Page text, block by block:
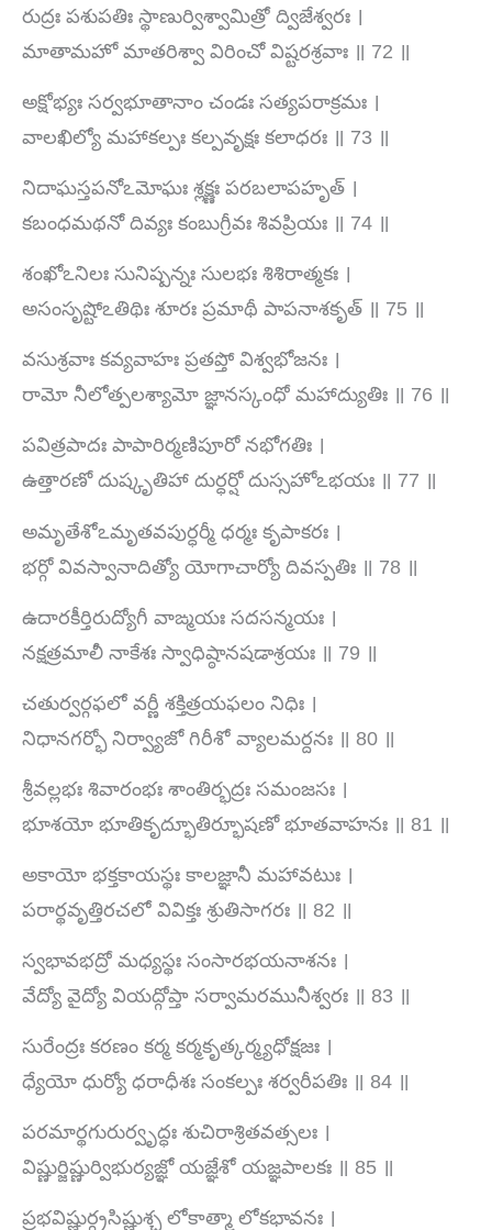
రుద్రః పశుపతిః స్థాణుర్విశ్వామిత్రో ద్విజేశ్వరః ।
మాతామహో మాతరిశ్వా విరించో విష్టరశ్రవాః ॥ 72 ॥
అక్షోభ్యః సర్వభూతానాం చండః సత్యపరాక్రమః ।
వాలఖిల్యో మహాకల్పః కల్పవృక్షః కలాధరః ॥ 73 ॥
నిదాఘస్తపనోఽమోఘః శ్లక్ష్ణః పరబలాపహృత్ ।
కబంధమథనో దివ్యః కంబుగ్రీవః శివప్రియః ॥ 74 ॥
శంఖోఽనిలః సునిష్పన్నః సులభః శిశిరాత్మకః ।
అసంసృష్టోఽతిథిః శూరః ప్రమాథీ పాపనాశకృత్ ॥ 75 ॥
వసుశ్రవాః కవ్యవాహః ప్రతప్తో విశ్వభోజనః ।
రామో నీలోత్పలశ్యామో జ్ఞానస్కంధో మహాద్యుతిః ॥ 76 ॥
పవిత్రపాదః పాపారిర్మణిపూరో నభోగతిః ।
ఉత్తారణో దుష్కృతిహా దుర్ధర్షో దుస్సహోఽభయః ॥ 77 ॥
అమృతేశోఽమృతవపుర్ధర్మీ ధర్మః కృపాకరః ।
భర్గో వివస్వానాదిత్యో యోగాచార్యో దివస్పతిః ॥ 78 ॥
ఉదారకీర్తిరుద్యోగీ వాఙ్మయః సదసన్మయః ।
నక్షత్రమాలీ నాకేశః స్వాధిష్ఠానషడాశ్రయః ॥ 79 ॥
చతుర్వర్గఫలో వర్ణీ శక్తిత్రయఫలం నిధిః ।
నిధానగర్భో నిర్వ్యాజో గిరీశో వ్యాలమర్దనః ॥ 80 ॥
శ్రీవల్లభః శివారంభః శాంతిర్భద్రః సమంజసః ।
భూశయో భూతికృద్భూతిర్భూషణో భూతవాహనః ॥ 81 ॥
అకాయో భక్తకాయస్థః కాలజ్ఞానీ మహావటుః ।
పరార్థవృత్తిరచలో వివిక్తః శ్రుతిసాగరః ॥ 82 ॥
స్వభావభద్రో మధ్యస్థః సంసారభయనాశనః ।
వేద్యో వైద్యో వియద్గోప్తా సర్వామరమునీశ్వరః ॥ 83 ॥
సురేంద్రః కరణం కర్మ కర్మకృత్కర్మ్యధోక్షజః ।
ధ్యేయో ధుర్యో ధరాధీశః సంకల్పః శర్వరీపతిః ॥ 84 ॥
పరమార్థగురుర్వృద్ధః శుచిరాశ్రితవత్సలః ।
విష్ణుర్జిష్ణుర్విభుర్యజ్ఞో యజ్ఞేశో యజ్ఞపాలకః ॥ 85 ॥
ప్రభవిష్ణుర్గ్రసిష్ణుశ్చ లోకాత్మా లోకభావనః ।